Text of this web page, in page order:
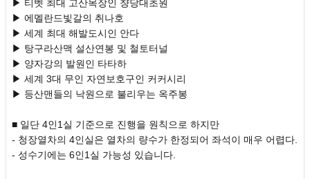
▶ 티벳 최대 고산목장인 챵당대초원
▶ 에멜란드빛갈의 취나호
▶ 세계 최대 해발도시인 안다
▶ 탕구라산맥 설산연봉 및 철토터널
▶ 양자강의 발원인 타타하
▶ 세계 3대 무인 자연보호구인 커커시리
▶ 등산맨들의 낙원으로 불리우는 옥주봉
■ 일단 4인1실 기준으로 진행을 원칙으로 하지만
- 청장열차의 4인실은 열차의 량수가 한정되어 좌석이 매우 어렵다.
- 성수기에는 6인1실 가능성 있습니다.